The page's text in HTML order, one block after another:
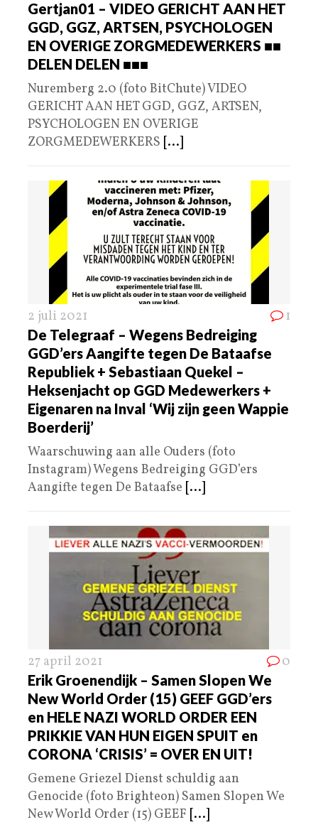
Gertjan01 – VIDEO GERICHT AAN HET
GGD, GGZ, ARTSEN, PSYCHOLOGEN
EN OVERIGE ZORGMEDEWERKERS ■■
DELEN DELEN ■■■
Nuremberg 2.0 (foto BitChute) VIDEO
GERICHT AAN HET GGD, GGZ, ARTSEN,
PSYCHOLOGEN EN OVERIGE
ZORGMEDEWERKERS [...]
2 juli 2021 1
De Telegraaf – Wegens Bedreiging
GGD’ers Aangifte tegen De Bataafse
Republiek + Sebastiaan Quekel –
Heksenjacht op GGD Medewerkers +
Eigenaren na Inval ‘Wij zijn geen Wappie
Boerderij’
Waarschuwing aan alle Ouders (foto
Instagram) Wegens Bedreiging GGD’ers
Aangifte tegen De Bataafse [...]
27 april 2021 0
Erik Groenendijk – Samen Slopen We
New World Order (15) GEEF GGD’ers
en HELE NAZI WORLD ORDER EEN
PRIKKIE VAN HUN EIGEN SPUIT en
CORONA ‘CRISIS’ = OVER EN UIT!
Gemene Griezel Dienst schuldig aan
Genocide (foto Brighteon) Samen Slopen We
New World Order (15) GEEF [...]